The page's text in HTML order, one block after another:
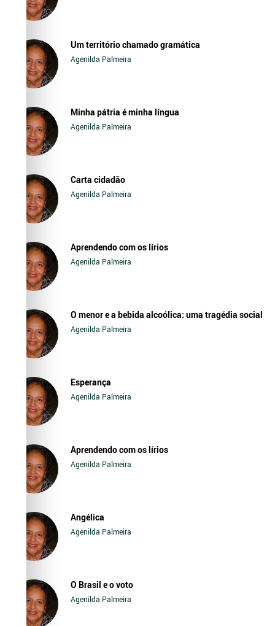
Um território chamado gramática
Agenilda Palmeira
Minha pátria é minha língua
Agenilda Palmeira
Carta cidadão
Agenilda Palmeira
Aprendendo com os lírios
Agenilda Palmeira
O menor e a bebida alcoólica: uma tragédia social
Agenilda Palmeira
Esperança
Agenilda Palmeira
Aprendendo com os lírios
Agenilda Palmeira
Angélica
Agenilda Palmeira
O Brasil e o voto
Agenilda Palmeira